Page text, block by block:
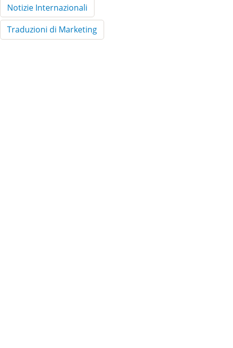
Notizie Internazionali
Traduzioni di Marketing